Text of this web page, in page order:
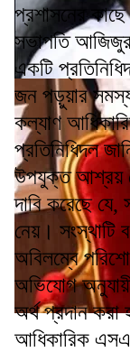
প্রশাসনের
সভাপতি
একটি
জন পড়ুয়ার
কল্যাণ
প্রতিনিধিদল
উপযুক্ত আশ্রয়
দাবি করেছে যে,
নেয়। সংস্থাটি
অবিলম্বে
অভিযোগ
অর্থ প্রদান
আধিকারিক